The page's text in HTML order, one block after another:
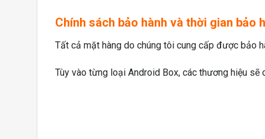
Chính sách bảo hành và thời gian bảo
Tất cả mặt hàng do chúng tôi cung cấp được bảo
Tùy vào từng loại Android Box, các thương hiệu